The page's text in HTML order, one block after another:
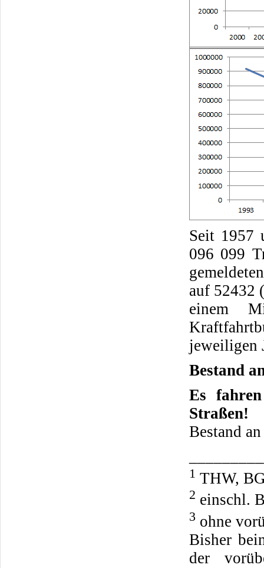
Seit 1957
096 099
auf 52432
einem
jeweiligen
Bestand
Es
Straßen!
Bestand
1 THW,
2 einschl.
3 ohne
Bisher
der